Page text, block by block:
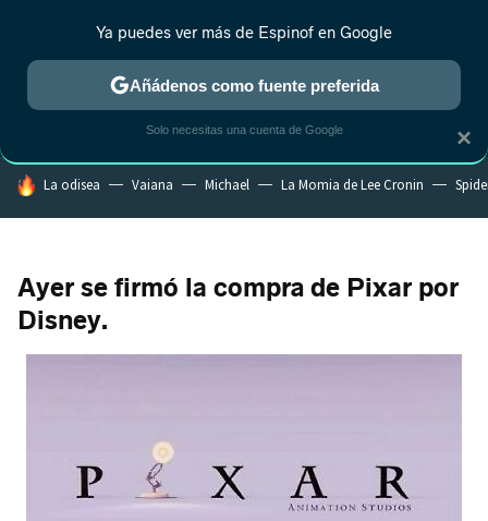
ESTRENOS REALITY ANIME RANKINGS CINE
HOY SE HABLA DE
La odisea Vaiana Michael La Momia de Lee Cronin
Ayer se firmó la compra de Pixar por
Disney.
×
Ya puedes ver más de Espinof en Google
Añádenos como fuente preferida
Solo necesitas una cuenta de Google